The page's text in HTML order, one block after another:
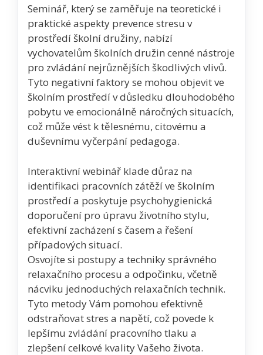
Seminář, který se zaměřuje na teoretické i
praktické aspekty prevence stresu v
prostředí školní družiny, nabízí
vychovatelům školních družin cenné nástroje
pro zvládání nejrůznějších škodlivých vlivů.
Tyto negativní faktory se mohou objevit ve
školním prostředí v důsledku dlouhodobého
pobytu ve emocionálně náročných situacích,
což může vést k tělesnému, citovému a
duševnímu vyčerpání pedagoga.
Interaktivní webinář klade důraz na
identifikaci pracovních zátěží ve školním
prostředí a poskytuje psychohygienická
doporučení pro úpravu životního stylu,
efektivní zacházení s časem a řešení
případových situací.
Osvojíte si postupy a techniky správného
relaxačního procesu a odpočinku, včetně
nácviku jednoduchých relaxačních technik.
Tyto metody Vám pomohou efektivně
odstraňovat stres a napětí, což povede k
lepšímu zvládání pracovního tlaku a
zlepšení celkové kvality Vašeho života.